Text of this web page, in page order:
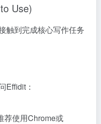
Use)
触到完成核心写作任务
Effidit：
荐使用Chrome或